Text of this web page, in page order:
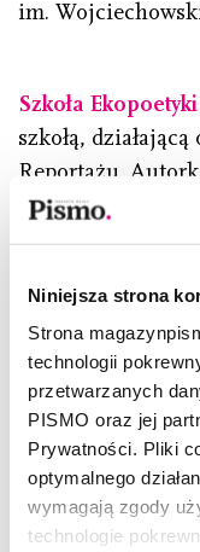
Niniejsza strona
Strona
technologii
przetwarzanych
PISMO oraz jej
Prywatności. Pliki
optymalnego
wymagają zgody
technologie
im.
Szkoła Ekopoetyki
szkołą,
Reportażu.
Fiedorczuk,
literacka, adiunkt
Warszawskiego.
szkoły jest Filip
z Instytutem
festiwalu